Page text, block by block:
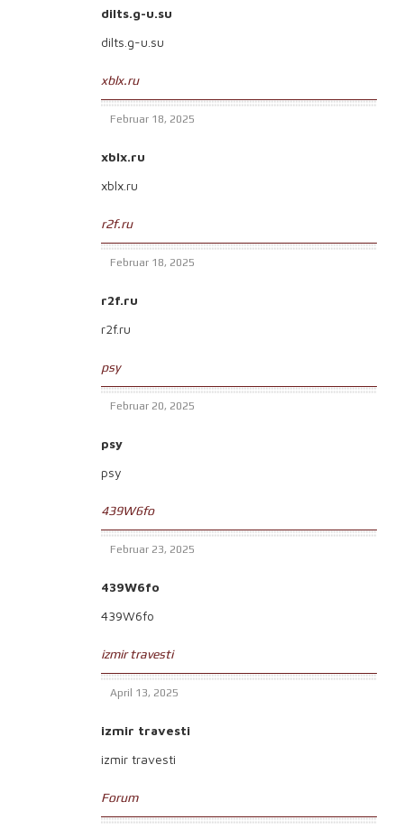
dilts.g-u.su
dilts.g-u.su
xblx.ru
Februar 18, 2025
xblx.ru
xblx.ru
r2f.ru
Februar 18, 2025
r2f.ru
r2f.ru
psy
Februar 20, 2025
psy
psy
439W6fo
Februar 23, 2025
439W6fo
439W6fo
izmir travesti
April 13, 2025
izmir travesti
izmir travesti
Forum